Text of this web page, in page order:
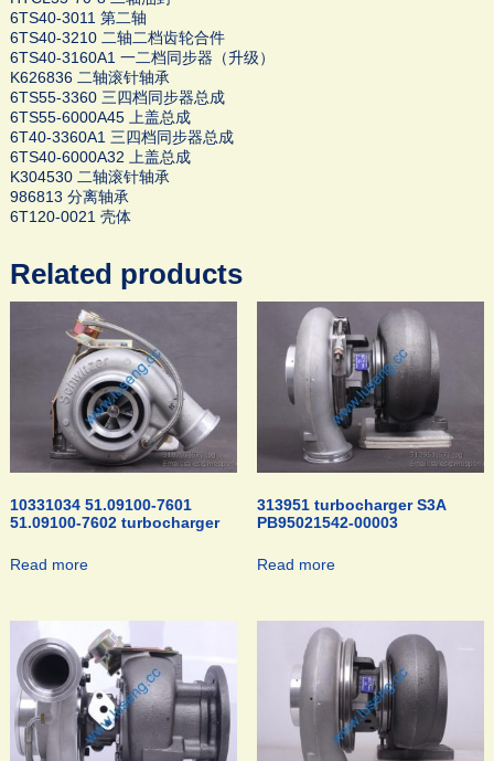
6TS40-3011 第二轴
6TS40-3210 二轴二档齿轮合件
6TS40-3160A1 一二档同步器（升级）
K626836 二轴滚针轴承
6TS55-3360 三四档同步器总成
6TS55-6000A45 上盖总成
6T40-3360A1 三四档同步器总成
6TS40-6000A32 上盖总成
K304530 二轴滚针轴承
986813 分离轴承
6T120-0021 壳体
Related products
10331034 51.09100-7601
51.09100-7602 turbocharger
Read more
313951 turbocharger S3A
PB95021542-00003
Read more